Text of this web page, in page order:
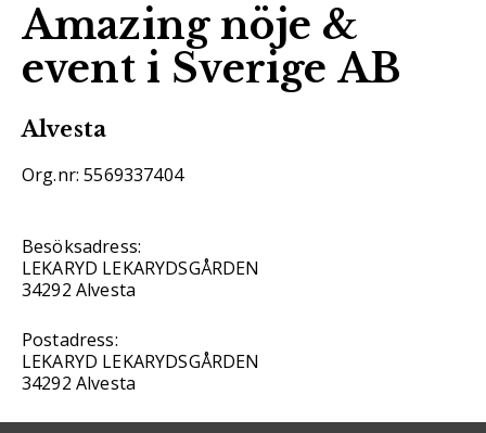
Amazing nöje &
event i Sverige AB
Alvesta
Org.nr: 5569337404
Besöksadress:
LEKARYD LEKARYDSGÅRDEN
34292 Alvesta
Postadress:
LEKARYD LEKARYDSGÅRDEN
34292 Alvesta